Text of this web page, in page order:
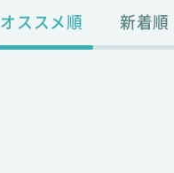
オススメ順 新着順